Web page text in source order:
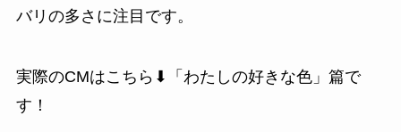
バリの多さに注目です。
実際のCMはこちら⬇「わたしの好きな色」篇で
す！